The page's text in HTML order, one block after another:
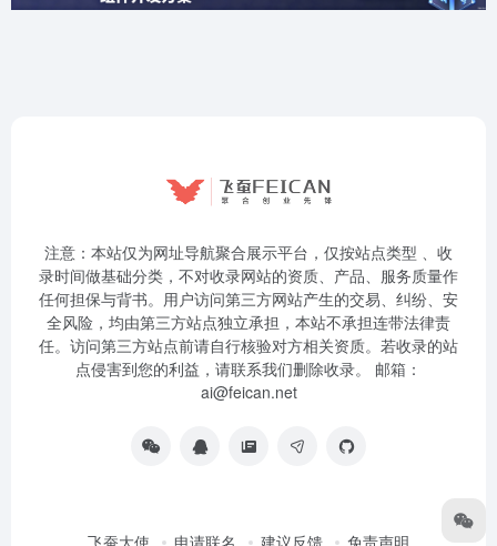
注意：本站仅为网址导航聚合展示平台，仅按站点类型 、收
录时间做基础分类，不对收录网站的资质、产品、服务质量作
任何担保与背书。用户访问第三方网站产生的交易、纠纷、安
全风险，均由第三方站点独立承担，本站不承担连带法律责
任。访问第三方站点前请自行核验对方相关资质。若收录的站
点侵害到您的利益，请联系我们删除收录。 邮箱：
ai@feican.net